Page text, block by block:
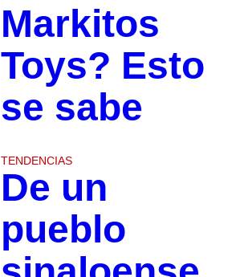
Markitos
Toys? Esto
se sabe
TENDENCIAS
De un
pueblo